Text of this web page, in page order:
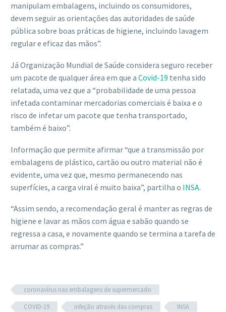
manipulam embalagens, incluindo os consumidores,
devem seguir as orientações das autoridades de saúde
pública sobre boas práticas de higiene, incluindo lavagem
regular e eficaz das mãos”.
Já Organização Mundial de Saúde considera seguro receber
um pacote de qualquer área em que a Covid-19 tenha sido
relatada, uma vez que a “probabilidade de uma pessoa
infetada contaminar mercadorias comerciais é baixa e o
risco de infetar um pacote que tenha transportado,
também é baixo”.
Informação que permite afirmar “que a transmissão por
embalagens de plástico, cartão ou outro material não é
evidente, uma vez que, mesmo permanecendo nas
superfícies, a carga viral é muito baixa”, partilha o INSA.
“Assim sendo, a recomendação geral é manter as regras de
higiene e lavar as mãos com água e sabão quando se
regressa a casa, e novamente quando se termina a tarefa de
arrumar as compras.”
coronavírus nas embalagens de supermercado
COVID-19
infeção através das compras
INSA